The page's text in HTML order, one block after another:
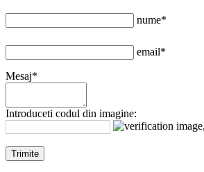
nume*
email*
Mesaj*
Introduceti codul din imagine: